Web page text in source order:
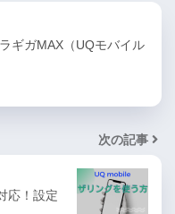
ギガMAX（UQモバイル
次の記事
応！設定